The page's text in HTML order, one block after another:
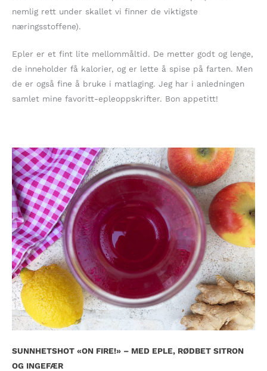
nemlig rett under skallet vi finner de viktigste
næringsstoffene).
Epler er et fint lite mellommåltid. De metter godt og lenge,
de inneholder få kalorier, og er lette å spise på farten. Men
de er også fine å bruke i matlaging. Jeg har i anledningen
samlet mine favoritt-epleoppskrifter. Bon appetitt!
SUNNHETSHOT «ON FIRE!» – MED EPLE, RØDBET SITRON
OG INGEFÆR